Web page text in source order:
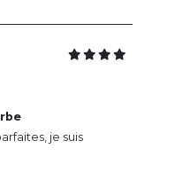
je suis